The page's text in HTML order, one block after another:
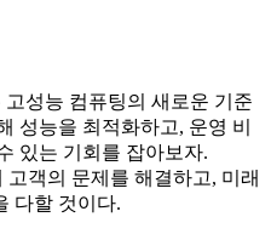
고성능 컴퓨팅의 새로운 기준
성능을 최적화하고, 운영 비
있는 기회를 잡아보자.
고객의 문제를 해결하고, 미래
다할 것이다.